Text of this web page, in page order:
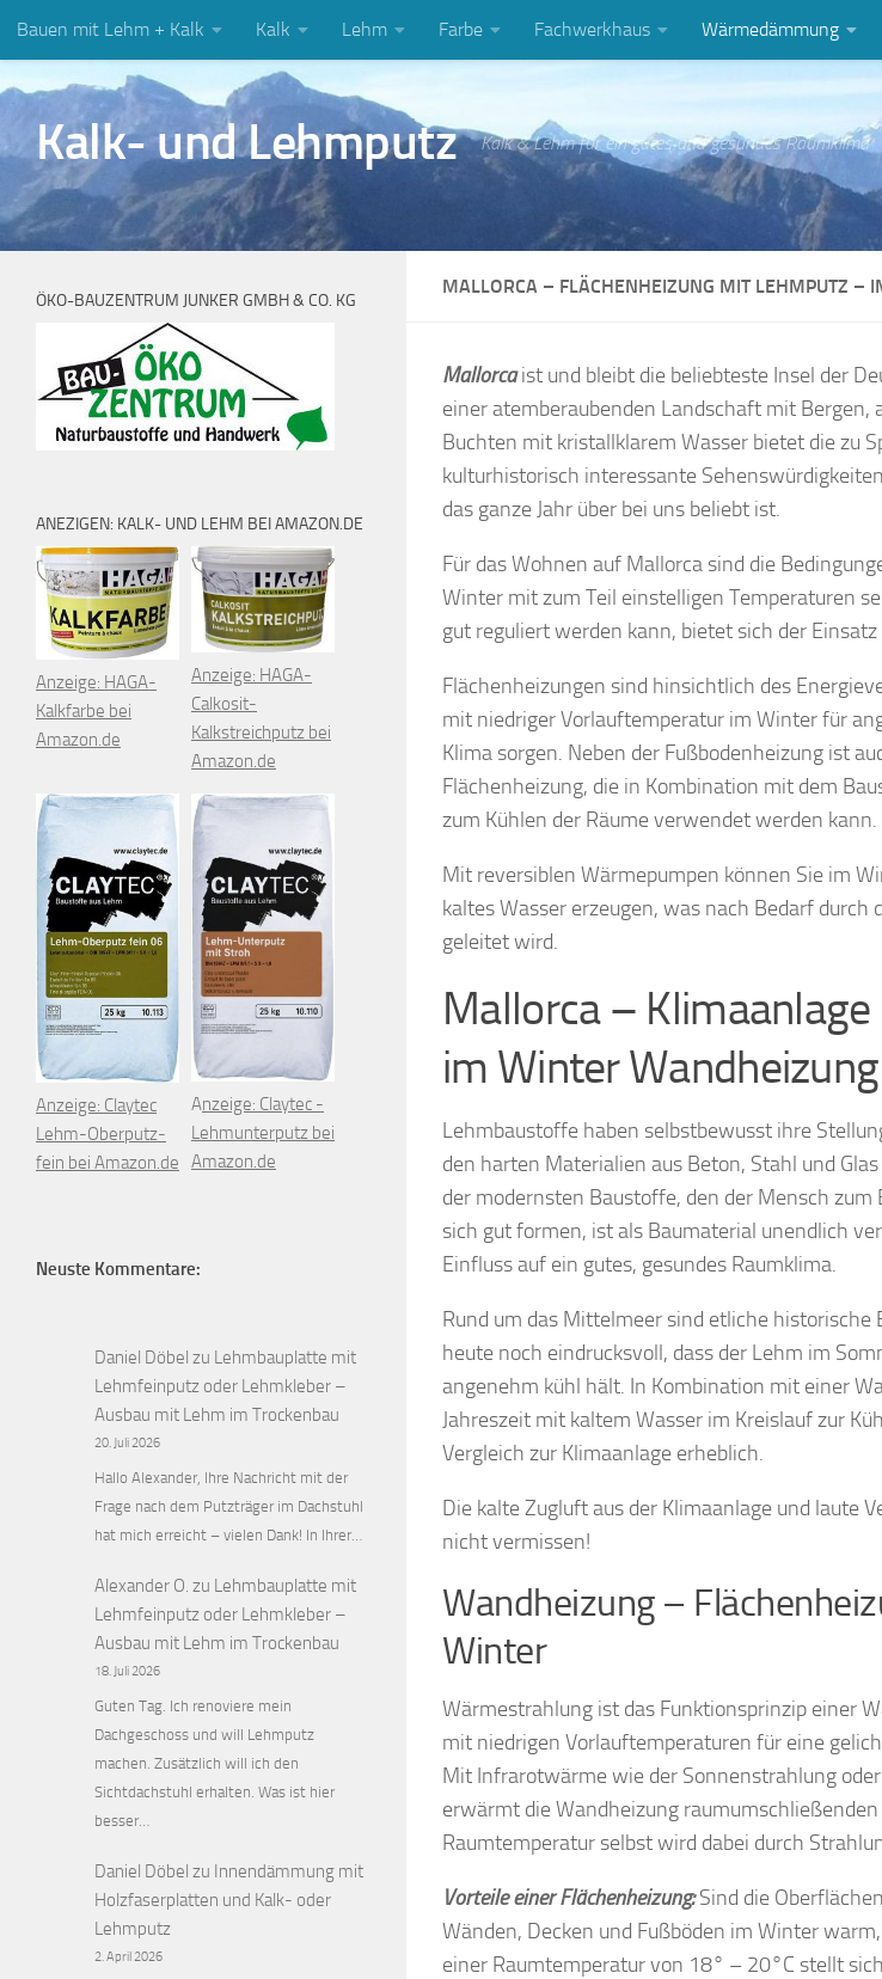
Zum Inhalt springen
Bauen mit Lehm + Kalk Kalk Lehm Farbe Fachwerkhaus Wärmedämmung
Kalk- und Lehmputz Kalk & Lehm für ein gutes und gesundes Raumklima
MALLORCA – FLÄCHENHEIZUNG MIT LEHMPUTZ –
Mallorca ist und bleibt die beliebteste Insel der
einer atemberaubenden Landschaft mit Bergen,
Buchten mit kristallklarem Wasser bietet die zu
kulturhistorisch interessante
das ganze Jahr über bei uns beliebt ist.
Für das Wohnen auf Mallorca sind die
Winter mit zum Teil einstelligen Temperaturen
gut reguliert werden kann, bietet sich der
Flächenheizungen sind hinsichtlich des
mit niedriger Vorlauftemperatur im Winter für
Klima sorgen. Neben der Fußbodenheizung ist
Flächenheizung, die in Kombination mit dem
zum Kühlen der Räume verwendet werden kann.
Mit reversiblen Wärmepumpen können Sie im
kaltes Wasser erzeugen, was nach Bedarf durch
geleitet wird.
Mallorca –
im Winter
Lehmbaustoffe haben selbstbewusst ihre
den harten Materialien aus Beton, Stahl und
der modernsten Baustoffe, den der Mensch
sich gut formen, ist als Baumaterial unendlich
Einfluss auf ein gutes, gesundes Raumklima.
Rund um das Mittelmeer sind etliche
heute noch eindrucksvoll, dass der Lehm im
angenehm kühl hält. In Kombination mit einer
Jahreszeit mit kaltem Wasser im Kreislauf zur
Vergleich zur Klimaanlage erheblich.
Die kalte Zugluft aus der Klimaanlage und laute
nicht vermissen!
Wandheizung –
Winter
Wärmestrahlung ist das Funktionsprinzip einer
mit niedrigen Vorlauftemperaturen für eine
Mit Infrarotwärme wie der Sonnenstrahlung
erwärmt die Wandheizung
Raumtemperatur selbst wird dabei durch
Vorteile einer Flächenheizung:Sind die
Wänden, Decken und Fußböden im Winter
einer Raumtemperatur von 18° – 20°C stellt
ÖKO-BAUZENTRUM JUNKER GMBH & CO. KG
ANEZIGEN: KALK- UND LEHM BEI AMAZON.DE
Anzeige: HAGA-
Kalkfarbe bei
Amazon.de
Anzeige: HAGA-
Calkosit-
Kalkstreichputz bei
Amazon.de
Anzeige: Claytec
Lehm-Oberputz-
fein bei Amazon.de
Anzeige: Claytec -
Lehmunterputz bei
Amazon.de
Neuste Kommentare:
Daniel Döbel zu Lehmbauplatte mit
Lehmfeinputz oder Lehmkleber –
Ausbau mit Lehm im Trockenbau
20. Juli 2026
Hallo Alexander, Ihre Nachricht mit der
Frage nach dem Putzträger im Dachstuhl
hat mich erreicht – vielen Dank! In Ihrer…
Alexander O. zu Lehmbauplatte mit
Lehmfeinputz oder Lehmkleber –
Ausbau mit Lehm im Trockenbau
18. Juli 2026
Guten Tag. Ich renoviere mein
Dachgeschoss und will Lehmputz
machen. Zusätzlich will ich den
Sichtdachstuhl erhalten. Was ist hier
besser…
Daniel Döbel zu Innendämmung mit
Holzfaserplatten und Kalk- oder
Lehmputz
2. April 2026